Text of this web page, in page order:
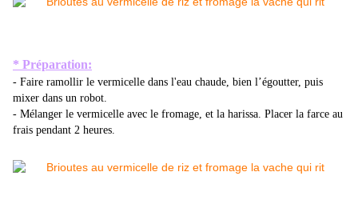
* Préparation:
- Faire ramollir le vermicelle dans l'eau chaude, bien l’égoutter, puis
mixer dans un robot.
- Mélanger le vermicelle avec le fromage, et la harissa. Placer la farce au
frais pendant 2 heures.